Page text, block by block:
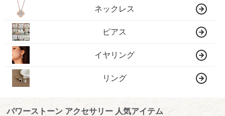
ネックレス
ピアス
イヤリング
リング
パワーストーン アクセサリー 人気アイテム